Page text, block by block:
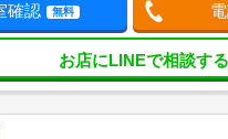
確認 無料
お店にLINEで相談する